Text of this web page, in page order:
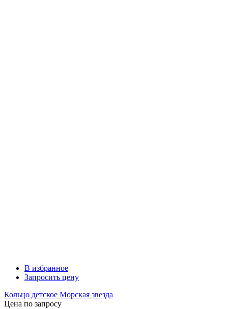
В избранное
Запросить цену
Кольцо детское Морская звезда
Цена по запросу